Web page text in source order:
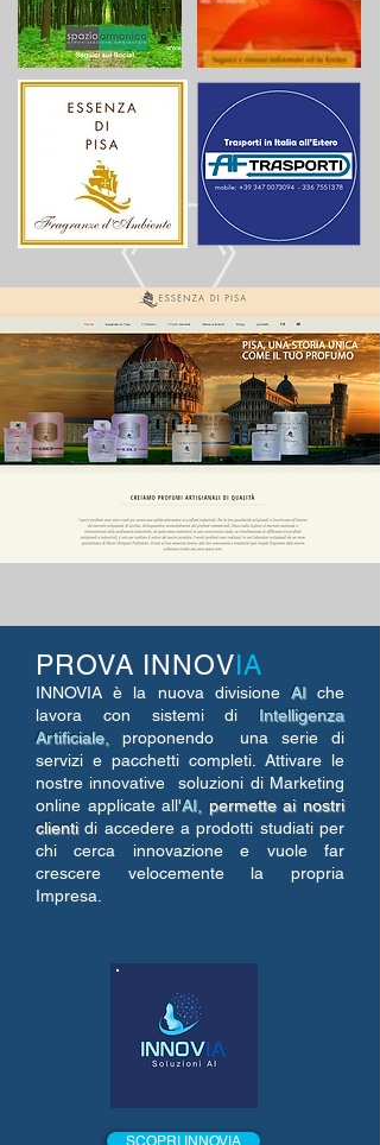
PROVA INNOVIA
INNOVIA è la nuova divisioneAI che
lavora con sistemi di Intelligenza
Artificiale,
proponendo una serie di
servizi e pacchetti completi. Attivare le
nostre innovative soluzioni di Marketing
online applicateall'AI, permette ai nostri
clientidi accedere a prodotti studiati per
chi cerca innovazione e vuole far
crescere velocemente la propria
Impresa
SCOPRI INNOVIA